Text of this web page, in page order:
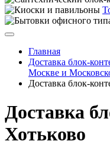
Главная
Доставка блок-
Москве и
Доставка блок-
Доставка
Хотьково